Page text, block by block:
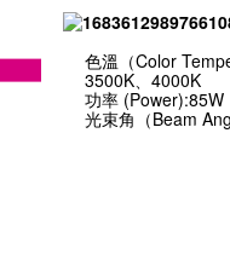
色溫（Color
3500K、4000K
功率 (Power):85W
光束角（Beam